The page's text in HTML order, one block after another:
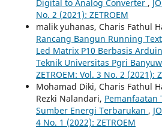
Digital to Analog Converter ,
No. 2 (2021): ZETROEM
malik yuhanas, Charis Fathul
Rancang Bangun Running
Led Matrix P10 Berbasis
Teknik Universitas Pgri
ZETROEM: Vol. 3 No. 2 (2021):
Mohamad Diki, Charis Fathul
Rezki Nalandari, Pemanfaatan
Sumber Energi Terbarukan ,
4 No. 1 (2022): ZETROEM